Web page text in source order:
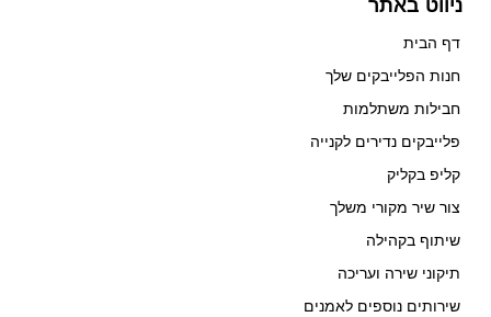
ניווט באתר
דף הבית
חנות הפלייבקים שלך
חבילות משתלמות
פלייבקים נדירים לקנייה
קליפ בקליק
צור שיר מקורי משלך
שיתוף בקהילה
תיקוני שירה ועריכה
שירותים נוספים לאמנים